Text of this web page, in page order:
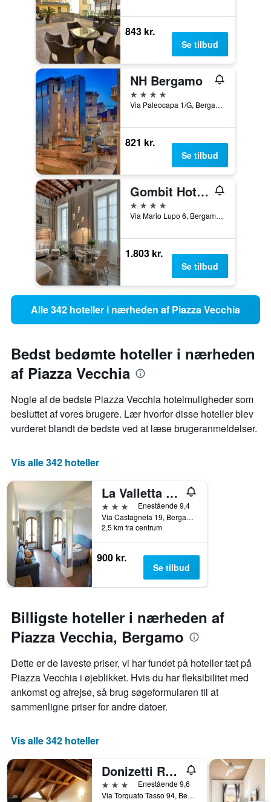
843 kr.
Se tilbud
NH Bergamo
4 stjerner
Via Paleocapa 1/G, Bergamo, Bergamo, Italien
821 kr.
Se tilbud
Gombit Hotel Bergamo
4 stjerner
Via Mario Lupo 6, Bergamo, Bergamo, Italien
1.803 kr.
Se tilbud
Alle 342 hoteller i nærheden af Piazza Vecchia
Bedst bedømte hoteller i nærheden
af Piazza Vecchia
Nogle af de bedste Piazza Vecchia hotelmuligheder som
besluttet af vores brugere. Lær hvorfor disse hoteller blev
vurderet blandt de bedste ved at læse brugeranmeldelser.
Vis alle 342 hoteller
La Valletta Relais
3 stjernerEnestående 9,4
Via Castagneta 19, Bergamo, Bergamo, Italien
2,5 km fra centrum
900 kr.
Se tilbud
Billigste hoteller i nærheden af
Piazza Vecchia, Bergamo
Dette er de laveste priser, vi har fundet på hoteller tæt på
Piazza Vecchia i øjeblikket. Hvis du har fleksibilitet med
ankomst og afrejse, så brug søgeformularen til at
sammenligne priser for andre datoer.
Vis alle 342 hoteller
Donizetti Royal
3 stjernerEnestående 9,6
Via Torquato Tasso 94, Bergamo, Bergamo, Italien